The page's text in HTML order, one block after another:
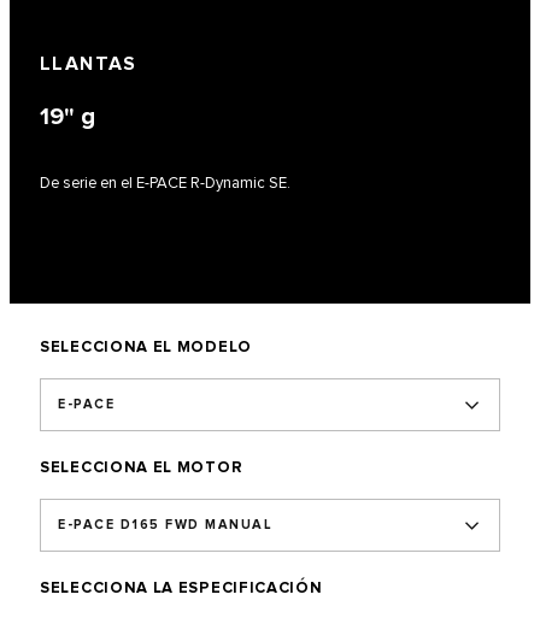
LLANTAS
19" g
De serie en el E-PACE R-Dynamic SE.
SELECCIONA EL MODELO
E-PACE
SELECCIONA EL MOTOR
E-PACE D165 FWD MANUAL
SELECCIONA LA ESPECIFICACIÓN